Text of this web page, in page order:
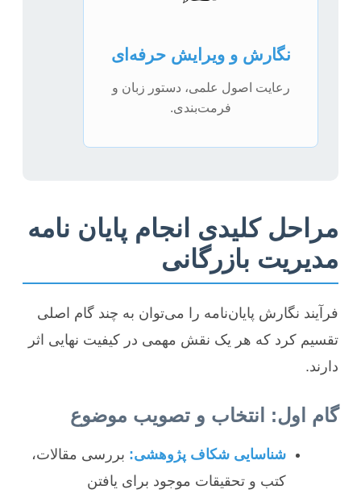
نگارش و ویرایش حرفه‌ای
رعایت اصول علمی، دستور زبان و
فرمت‌بندی.
مراحل کلیدی انجام پایان نامه
مدیریت بازرگانی
فرآیند نگارش پایان‌نامه را می‌توان به چند گام اصلی
تقسیم کرد که هر یک نقش مهمی در کیفیت نهایی اثر
دارند.
گام اول: انتخاب و تصویب موضوع
شناسایی شکاف پژوهشی: بررسی مقالات،
کتب و تحقیقات موجود برای یافتن